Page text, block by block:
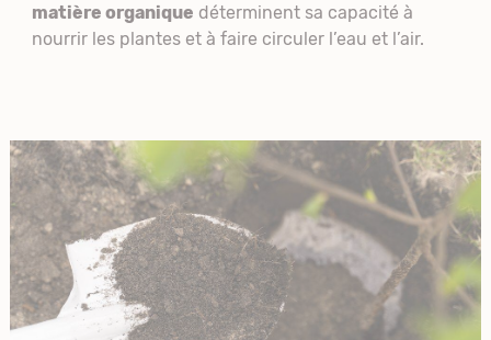
matière organique déterminent sa capacité à
nourrir les plantes et à faire circuler l’eau et l’air.